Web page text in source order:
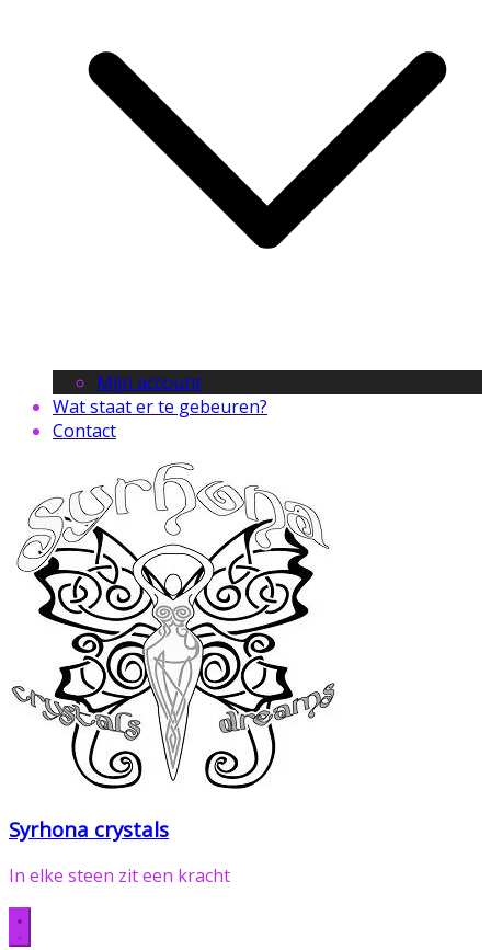
Mijn account
Wat staat er te gebeuren?
Contact
Syrhona crystals
In elke steen zit een kracht